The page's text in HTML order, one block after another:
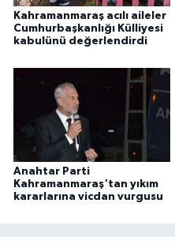
Kahramanmaraş acılı aileler
Cumhurbaşkanlığı Külliyesi
kabulünü değerlendirdi
Anahtar Parti
Kahramanmaraş'tan yıkım
kararlarına vicdan vurgusu